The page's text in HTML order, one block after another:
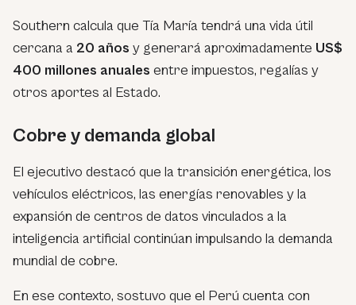
Southern calcula que Tía María tendrá una vida útil
cercana a 20 años y generará aproximadamente US$
400 millones anuales entre impuestos, regalías y
otros aportes al Estado.
Cobre y demanda global
El ejecutivo destacó que la transición energética, los
vehículos eléctricos, las energías renovables y la
expansión de centros de datos vinculados a la
inteligencia artificial continúan impulsando la demanda
mundial de cobre.
En ese contexto, sostuvo que el Perú cuenta con